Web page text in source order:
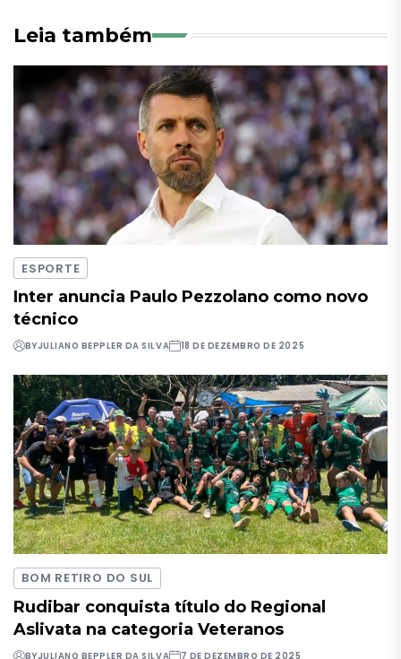
Leia também
ESPORTE
Inter anuncia Paulo Pezzolano como novo
técnico
BYJULIANO BEPPLER DA SILVA 18 DE DEZEMBRO DE 2025
BOM RETIRO DO SUL
Rudibar conquista título do Regional
Aslivata na categoria Veteranos
BYJULIANO BEPPLER DA SILVA 7 DE DEZEMBRO DE 2025